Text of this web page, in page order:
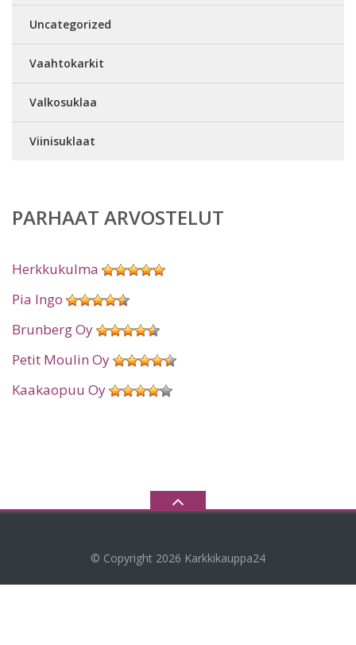
Uncategorized
Vaahtokarkit
Valkosuklaa
Viinisuklaat
PARHAAT ARVOSTELUT
Herkkukulma
Pia Ingo
Brunberg Oy
Petit Moulin Oy
Kaakaopuu Oy
© Copyright 2026 Karkkikauppa24